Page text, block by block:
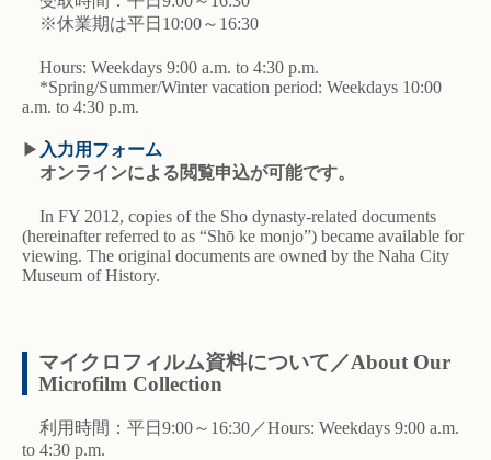
※休業期は平日10:00～16:30
Hours: Weekdays 9:00 a.m. to 4:30 p.m.
*Spring/Summer/Winter vacation period: Weekdays 10:00
a.m. to 4:30 p.m.
▶ 入力用フォーム
オンラインによる閲覧申込が可能です。
In FY 2012, copies of the Sho dynasty-related documents
(hereinafter referred to as “Shō ke monjo”) became available for
viewing. The original documents are owned by the Naha City
Museum of History.
マイクロフィルム資料について／About Our
Microfilm Collection
利用時間：平日9:00～16:30／Hours: Weekdays 9:00 a.m.
to 4:30 p.m.